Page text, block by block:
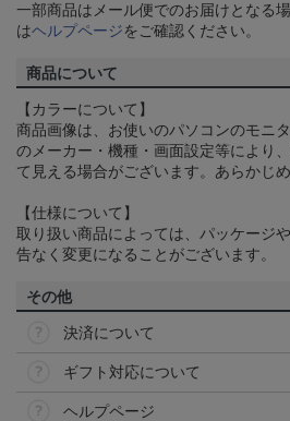
一部商品はメール便でのお届けとなる
はヘルプページをご確認ください。
商品について
【カラーについて】
商品画像は、お使いのパソコンのモニ
のメーカー・機種・画面設定等により
て見える場合がございます。あらかじ
【仕様について】
取り扱い商品によっては、パッケージ
告なく変更になることがございます。
その他
決済について
ギフト対応について
ヘルプページ